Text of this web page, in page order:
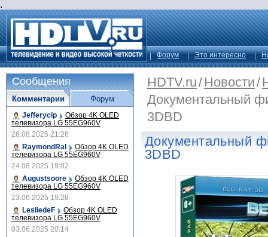
.
Форум Это интересно
HDTV.ru/Новости/
Документальный
3DBD
Документальный
3DBD
Сообщения
Комментарии
Jefferycip Обзор 4K OLED
телевизора LG 55EG960V
26.08.2025 21:28
RaymondRal
Обзор 4K OLED
телевизора LG 55EG960V
24.08.2025 19:02
Augustsoore
Обзор 4K OLED
телевизора LG 55EG960V
23.06.2025 19:28
LesliedeF
Обзор 4K OLED
телевизора LG 55EG960V
03.06.2025 20:14
Форум